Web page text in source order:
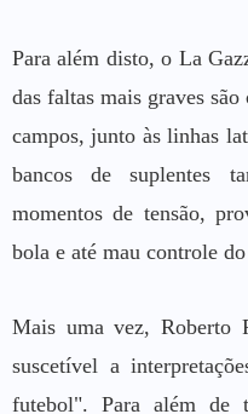
Para além disto, o La
das faltas mais graves
campos, junto às linhas
bancos de suplentes
momentos de tensão,
bola e até mau controle
Mais uma vez, Roberto
suscetível a
futebol". Para além de